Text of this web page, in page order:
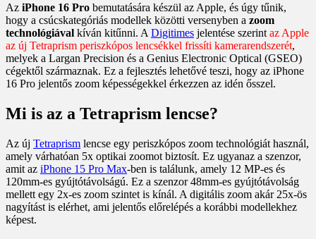
Az iPhone 16 Pro bemutatására készül az Apple, és úgy tűnik,
hogy a csúcskategóriás modellek közötti versenyben a zoom
technológiával kíván kitűnni. A Digitimes jelentése szerint az Apple
az új Tetraprism periszkópos lencsékkel frissíti kamerarendszerét,
melyek a Largan Precision és a Genius Electronic Optical (GSEO)
cégektől származnak. Ez a fejlesztés lehetővé teszi, hogy az iPhone
16 Pro jelentős zoom képességekkel érkezzen az idén ősszel.
Mi is az a Tetraprism lencse?
Az új Tetraprism lencse egy periszkópos zoom technológiát használ,
amely várhatóan 5x optikai zoomot biztosít. Ez ugyanaz a szenzor,
amit az iPhone 15 Pro Max-ben is találunk, amely 12 MP-es és
120mm-es gyújtótávolságú. Ez a szenzor 48mm-es gyújtótávolság
mellett egy 2x-es zoom szintet is kínál. A digitális zoom akár 25x-ös
nagyítást is elérhet, ami jelentős előrelépés a korábbi modellekhez
képest.